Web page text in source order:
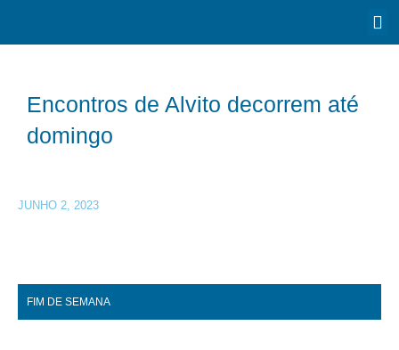
Encontros de Alvito decorrem até
domingo
JUNHO 2, 2023
FIM DE SEMANA